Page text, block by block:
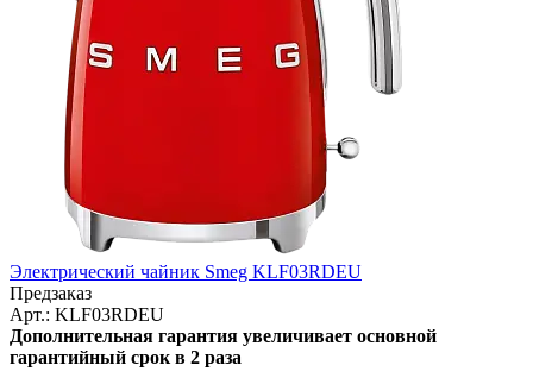
Электрический чайник Smeg KLF03RDEU
Предзаказ
Арт.: KLF03RDEU
Дополнительная гарантия увеличивает основной
гарантийный срок в 2 раза